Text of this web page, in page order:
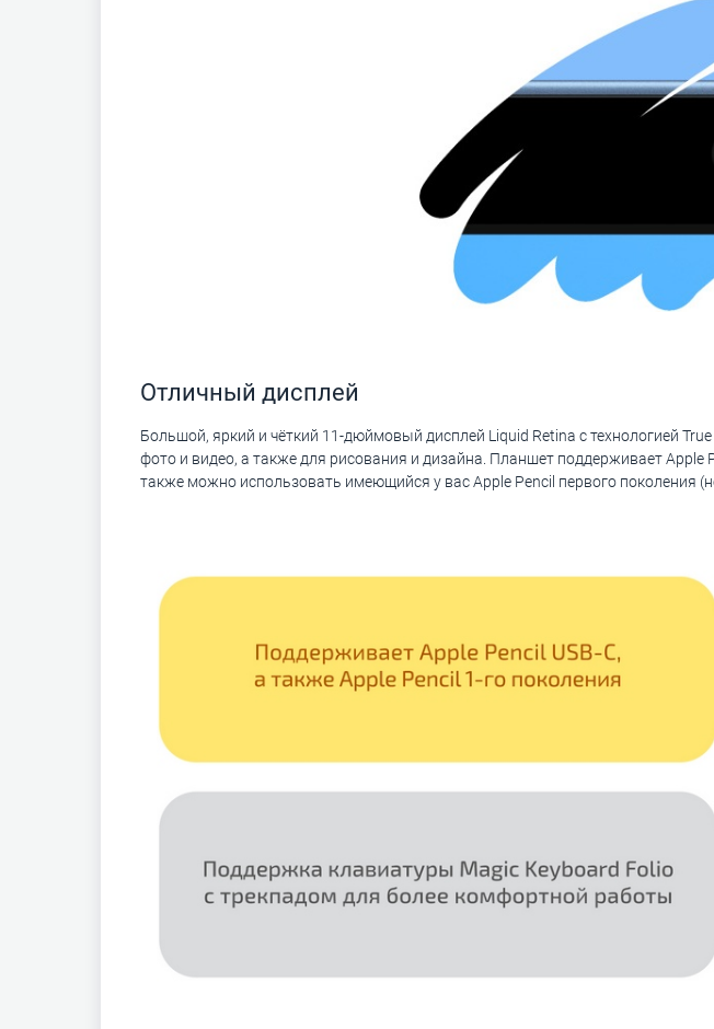
Отличный дисплей
Большой, яркий и чёткий 11-дюймовый дисплей Liquid Retina с технологией
фото и видео, а также для рисования и дизайна. Планшет поддерживает
также можно использовать имеющийся у вас Apple Pencil первого поколения